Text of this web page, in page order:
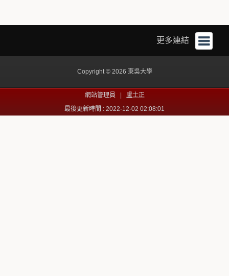
更多連結
Copyright © 2026 東吳大學
網站管理員 |
盧士正
最後更新時間 : 2022-12-02 02:08:01